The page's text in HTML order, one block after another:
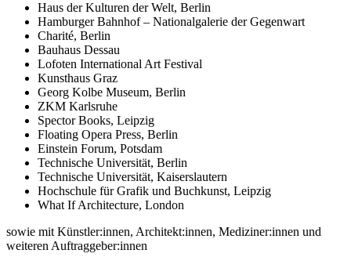
Haus der Kulturen der Welt, Berlin
Hamburger Bahnhof – Nationalgalerie der Gegenwart
Charité, Berlin
Bauhaus Dessau
Lofoten International Art Festival
Kunsthaus Graz
Georg Kolbe Museum, Berlin
ZKM Karlsruhe
Spector Books, Leipzig
Floating Opera Press, Berlin
Einstein Forum, Potsdam
Technische Universität, Berlin
Technische Universität, Kaiserslautern
Hochschule für Grafik und Buchkunst, Leipzig
What If Architecture, London
sowie mit Künstler:innen, Architekt:innen, Mediziner:innen und
weiteren Auftraggeber:innen